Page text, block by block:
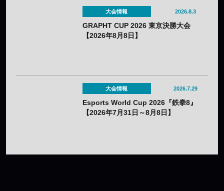
大会情報 2026.8.3
GRAPHT CUP 2026 東京決勝大会
【2026年8月8日】
大会情報 2026.7.29
Esports World Cup 2026『鉄拳8』
【2026年7月31日～8月8日】